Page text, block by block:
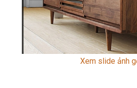
Xem slide ảnh